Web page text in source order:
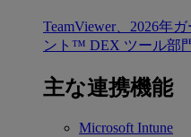
TeamViewer、2026年
ント™ DEX ツール部
主な連携機能
Microsoft Intune